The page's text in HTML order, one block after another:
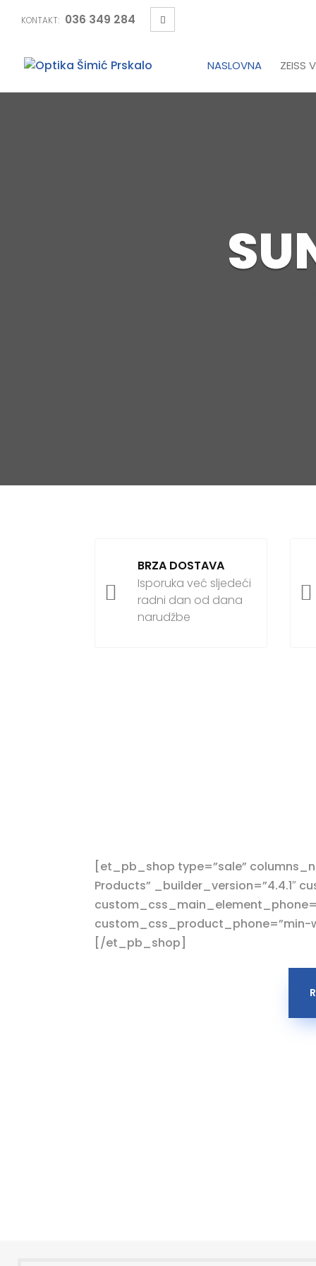
KONTAKT: 036 349 284
NASLOVNA ZEISS

BRZA DOSTAVA
Isporuka već sljedeći
radni dan od dana
narudžbe

[et_pb_shop type=”sale”
Products” _builder_version=”4.4.1″
custom_css_product_phone=”min-
[/et_pb_shop]